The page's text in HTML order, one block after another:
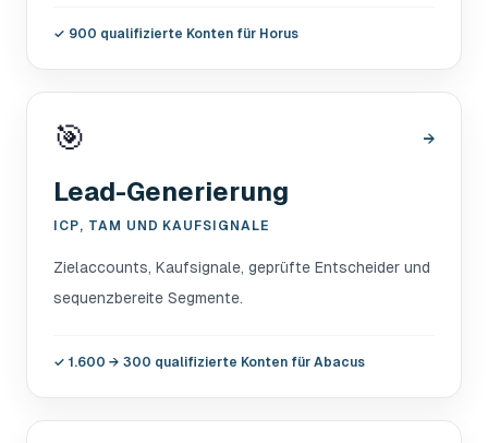
✓ 900 qualifizierte Konten für Horus
🎯 →
Lead-Generierung
ICP, TAM UND KAUFSIGNALE
Zielaccounts, Kaufsignale, geprüfte Entscheider und
sequenzbereite Segmente.
✓ 1.600 → 300 qualifizierte Konten für Abacus